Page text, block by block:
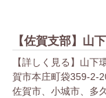
【佐賀支部】山
【詳しく見る】山
賀市本庄町袋359-
佐賀市、小城市、多